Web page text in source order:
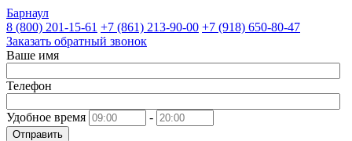
Барнаул
8 (800) 201-15-61 +7 (861) 213-90-00 +7 (918) 650-80-47
Заказать обратный звонок
Ваше имя
Телефон
Удобное время -
Отправить